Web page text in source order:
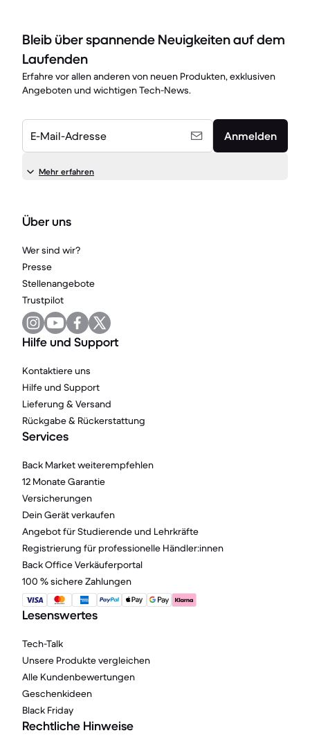
Bleib über spannende Neuigkeiten auf dem
Laufenden
Erfahre vor allen anderen von neuen Produkten, exklusiven
Angeboten und wichtigen Tech-News.
E-Mail-Adresse Anmelden
Mehr erfahren
Über uns
Wer sind wir?
Presse
Stellenangebote
Trustpilot
Hilfe und Support
Kontaktiere uns
Hilfe und Support
Lieferung & Versand
Rückgabe & Rückerstattung
Services
Back Market weiterempfehlen
12 Monate Garantie
Versicherungen
Dein Gerät verkaufen
Angebot für Studierende und Lehrkräfte
Registrierung für professionelle Händler:innen
Back Office Verkäuferportal
100 % sichere Zahlungen
Lesenswertes
Tech-Talk
Unsere Produkte vergleichen
Alle Kundenbewertungen
Geschenkideen
Black Friday
Rechtliche Hinweise